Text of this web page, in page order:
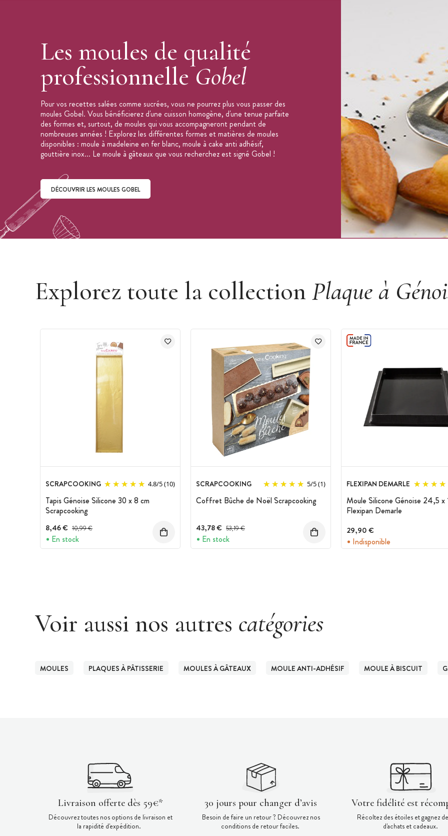
Les moules de qualité
professionnelleGobel
Pour vos recettes salées comme sucrées, vous ne pourrez plus vous passer des
moules Gobel. Vous bénéficierez d'une cuisson homogène, d'une tenue parfaite
des formes et, surtout, de moules qui vous accompagneront pendant de
nombreuses années ! Explorez les différentes formes et matières de moules
disponibles : moule à madeleine en fer blanc, moule à cake anti adhésif,
gouttière inox... Le moule à gâteaux que vous recherchez est signé Gobel !
DÉCOUVRIR LES MOULES GOBEL
Explorez toute la collection Plaque à
SCRAPCOOKING 4.8/5(10)
Tapis Génoise Silicone 30 x 8 cm
Scrapcooking
8,46 € Prix avant réduction :
10,99 €
En stock
SCRAPCOOKING 5/5(1)
Coffret Bûche de Noël Scrapcooking
43,78 € Prix avant réduction :
53,19 €
En stock
FLEXIPAN DEMARLE
Moule Silicone Génoise 24,5 x
Flexipan Demarle
29,90 €
Indisponible
Voir aussi nos autres catégories
MOULES PLAQUES À PÂTISSERIE MOULES À GÂTEAUX MOULE ANTI-ADHÉSIF MOULE À BISCUIT
Livraison offerte dès 59€*
Découvrez toutes nos options de livraison et
la rapidité d'expédition.
30 jours pour changer d’avis
Besoin de faire un retour ? Découvrez nos
conditions de retour faciles.
Votre fidélité est
Récoltez des étoiles et gagnez
d'achats et cadeaux.